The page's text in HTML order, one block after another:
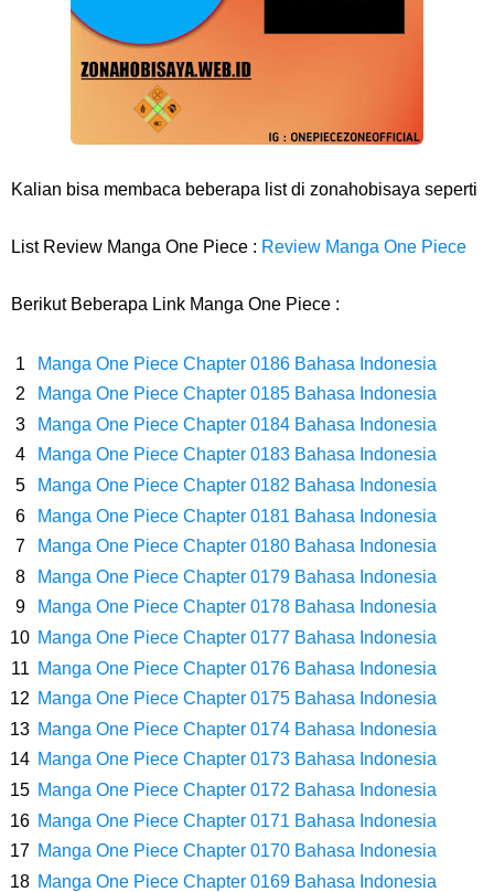
Arti Bendera Barbados, Negara Kepulauan Yang Terletak Di Kawasan
Karibia
Cara Daftar Danamon Mobile Banking, Mudah Banget Dan Lengkap
Wanita Milik Sanji
7 Klub Pertama Yang Menjuarai Liga Champions, Apa Klub Jagoan
Kamu Termasuk
Arti Bendera Palau, Negara Kepulauan Yang Berada Di Kawasan
Pasifik Barat
Cara Membuat Linktree Instagram, Sangat Mudah Untuk Kamu
Lakukan Sendiri
7 Fakta Gaban One Piece, Orang Yang Telah Memberikan Kunci Borgol
Milik Loki
Profil Slamet Rahardjo, Aktor Dengan Peran Penting Dalam Perfilman
Kalian bisa membaca beberapa list di zonahobisaya seperti
List Review Manga One Piece : Review Manga One Piece
Berikut Beberapa Link Manga One Piece :
Manga One Piece Chapter 0186 Bahasa Indonesia
Manga One Piece Chapter 0185 Bahasa Indonesia
Manga One Piece Chapter 0184 Bahasa Indonesia
Manga One Piece Chapter 0183 Bahasa Indonesia
Manga One Piece Chapter 0182 Bahasa Indonesia
Manga One Piece Chapter 0181 Bahasa Indonesia
Manga One Piece Chapter 0180 Bahasa Indonesia
Manga One Piece Chapter 0179 Bahasa Indonesia
Manga One Piece Chapter 0178 Bahasa Indonesia
Manga One Piece Chapter 0177 Bahasa Indonesia
Manga One Piece Chapter 0176 Bahasa Indonesia
Manga One Piece Chapter 0175 Bahasa Indonesia
Manga One Piece Chapter 0174 Bahasa Indonesia
Manga One Piece Chapter 0173 Bahasa Indonesia
Manga One Piece Chapter 0172 Bahasa Indonesia
Manga One Piece Chapter 0171 Bahasa Indonesia
Manga One Piece Chapter 0170 Bahasa Indonesia
Manga One Piece Chapter 0169 Bahasa Indonesia